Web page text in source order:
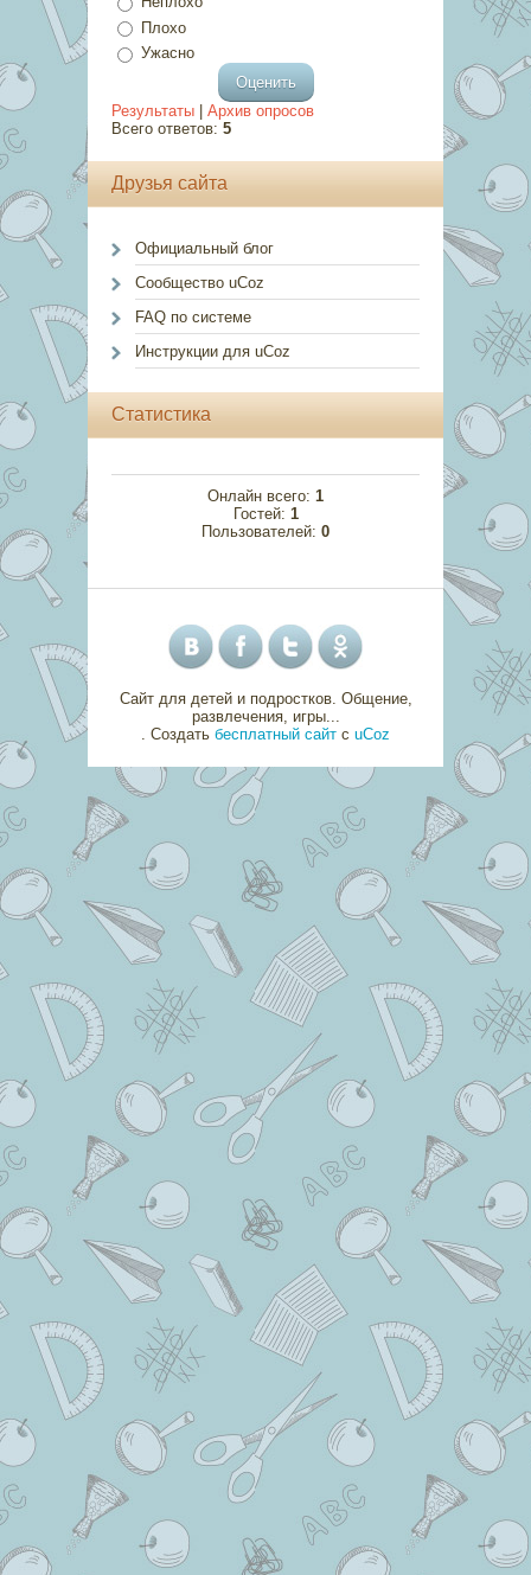
Плохо
Ужасно
Результаты
Архив опросов
Всего ответов: 5
Друзья сайта
Официальный блог
Сообщество uCoz
FAQ по системе
Инструкции для uCoz
Статистика
Онлайн всего: 1
Гостей: 1
Пользователей: 0
Сайт для детей и подростков. Общение,
развлечения, игры...
Создать бесплатный сайт с uCoz